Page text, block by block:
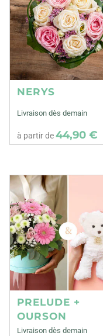
NERYS
Livraison dès demain
à partir de44,90 €
PRELUDE +
OURSON
Livraison dès demain